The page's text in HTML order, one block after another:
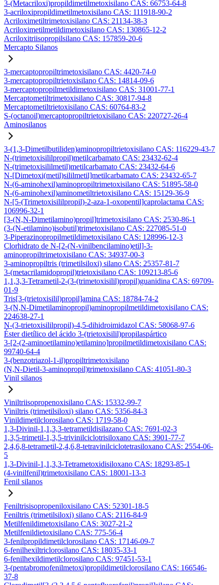
3-(Metacriloxi)propildimetilmetoxisilano CAS: 66753-64-8
3-acriloxipropildimetilmetoxisilano CAS: 111918-90-2
Acriloximetiltrimetoxisilano CAS: 21134-38-3
Acriloximetilmetildimetoxisilano CAS: 130865-12-2
Acriloxitriisopropilsilano CAS: 157859-20-6
Mercapto Silanos
3-mercaptopropiltrimetoxisilano CAS: 4420-74-0
3-mercaptopropiltrietoxisilano CAS: 14814-09-6
3-mercaptopropilmetildimetoxisilano CAS: 31001-77-1
Mercaptometiltrimetoxisilano CAS: 30817-94-8
Mercaptometiltrietoxisilano CAS: 60764-83-2
S-(octanoil)mercaptopropiltrietoxisilano CAS: 220727-26-4
Aminosilanos
3-(1,3-Dimetilbutiliden)aminopropiltrietoxisilano CAS: 116229-43-7
N-(trimetoxisililpropil)metilcarbamato CAS: 23432-62-4
N-(trimetoxisililmetil)metilcarbamato CAS: 23432-64-6
N-[Dimetoxi(metil)sililmetil]metilcarbamato CAS: 23432-65-7
N-(6-aminohexil)aminopropiltrimetoxisilano CAS: 51895-58-0
N-(6-aminohexil)aminometiltrietoxisilano CAS: 15129-36-9
N-[5-(Trimetoxisililpropil)-2-aza-1-oxopentil]caprolactama CAS:
106996-32-1
[3-(N,N-Dimetilamino)propil]trimetoxisilano CAS: 2530-86-1
(3-(N-etilamino)isobutil)trimetoxisilano CAS: 227085-51-0
3-Piperazinopropilmetildimetoxisilano CAS: 128996-12-3
Clorhidrato de N-[2-(N-vinilbencilamino)etil]-3-
aminopropiltrimetoxisilano CAS: 34937-00-3
3-aminopropiltris (trimetilsiloxi) silano CAS: 25357-81-7
3-(metacrilamidopropil)trietoxisilano CAS: 109213-85-6
1,1,3,3-Tetrametil-2-(3-(trimetoxisilil)propil)guanidina CAS: 69709-
01-9
Tris[3-(trietoxisilil)propil]amina CAS: 18784-74-2
3-(N,N-Dimetilaminopropil)aminopropilmetildimetoxisilano CAS:
224638-27-1
N-(3-trietoxisililpropil)-4,5-dihidroimidazol CAS: 58068-97-6
Éster dietílico del ácido 3-(trietoxisilil)propilaspártico
3-[2-(2-aminoetilamino)etilamino]propilmetildimetoxisilano CAS:
99740-64-4
3-(benzotriazol-1-il)propiltrimetoxisilano
(N,N-Dietil-3-aminopropil)trimetoxisilano CAS: 41051-80-3
Vinil silanos
Viniltriisopropenoxisilano CAS: 15332-99-7
Viniltris (trimetilsiloxi) silano CAS: 5356-84-3
Vinildimetilclorosilano CAS: 1719-58-0
1,3-Divinil-1,1,3,3-tetrametildisilazano CAS: 7691-02-3
1,3,5-trimetil-1,3,5-trivinilciclotrisiloxano CAS: 3901-77-7
2,4,6,8-tetrametil-2,4,6,8-tetravinilciclotetrasiloxano CAS: 2554-06-
5
1,3-Divinil-1,1,3,3-Tetrametoxidisiloxano CAS: 18293-85-1
(4-vinilfenil)trimetoxisilano CAS: 18001-13-3
Fenil silanos
Feniltrisisopropeniloxisilano CAS: 52301-18-5
Feniltris (trimetilsiloxi) silano CAS: 2116-84-9
Metilfenildimetoxisilano CAS: 3027-21-2
Metilfenildietoxisilano CAS: 775-56-4
3-fenilpropildimetilclorosilano CAS: 17146-09-7
6-fenilhexiltriclorosilano CAS: 18035-33-1
6-fenilhexildimetilclorosilano CAS: 97451-53-1
3-(pentabromofenilmetoxi)propildimetilclorosilano CAS: 166546-
37-8